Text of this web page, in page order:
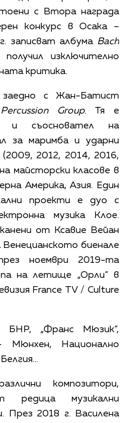
с Втора награда
конкурс в Осака –
записват албума Bach
изключително
критика.
заедно с Жан-Батист
Group. Тя е
и съосновател на
за маримба и ударни
2012, 2014, 2016,
майсторски класове в
Америка, Азия. Един
проекти e дуо с
музика Клое.
от Ксавие Вейан
Венецианското биенале
ноември 2019-та
на летище „Орли” в
France TV / Culture
БНР, „Франс Мюзик”,
Мюнхен, Национално
композитори,
редица музикални
През 2018 г. Василена